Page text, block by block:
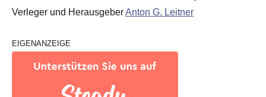
Verleger und HerausgeberAnton G. Leitner
EIGENANZEIGE